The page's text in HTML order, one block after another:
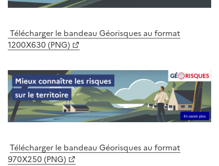
Télécharger le bandeau Géorisques au format
1200X630 (PNG)
Télécharger le bandeau Géorisques au format
970X250 (PNG)